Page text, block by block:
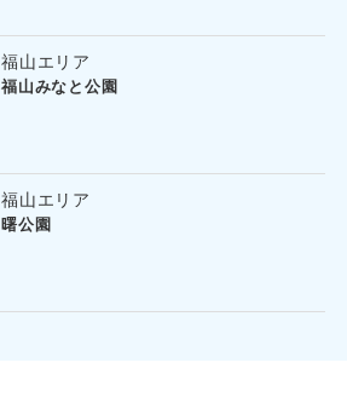
福山エリア
福山みなと公園
福山エリア
曙公園